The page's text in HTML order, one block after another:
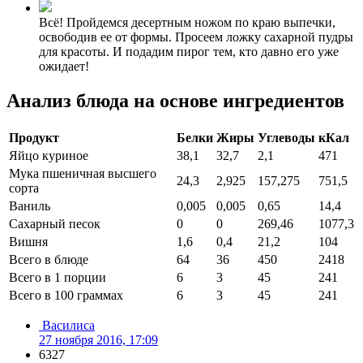
Всё! Пройдемся десертным ножом по краю выпечки,
освободив ее от формы. Просеем ложку сахарной пудры
для красоты. И подадим пирог тем, кто давно его уже
ожидает!
Анализ блюда на основе ингредиентов
Продукт Белки Жиры Углеводы кКал
Яйцо куриное
38,1 32,7 2,1
471
Мука пшеничная высшего
сорта
24,3 2,925 157,275
751,5
Ваниль
0,005 0,005 0,65
14,4
Сахарный песок
0 0 269,46
1077,3
Вишня
1,6 0,4 21,2
104
Всего в блюде
64 36 450
2418
Всего в 1 порции
6 3 45
241
Всего в 100 граммах
6 3 45 241
Василиса
27 ноября 2016, 17:09
6327